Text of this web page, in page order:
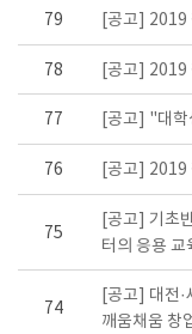
79 [공고] 2019
78 [공고] 2019
77 [공고] "대
76 [공고] 2019
75
[공고] 기초
터의 응용 교
74
[공고] 대전
깨움채움 창